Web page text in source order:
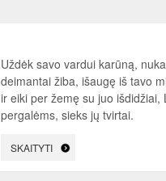
Uždėk savo vardui karūną,
deimantai žiba, išaugę iš tavo
ir eiki per žemę su juo
pergalėms, sieks jų tvirtai.
SKAITYTI